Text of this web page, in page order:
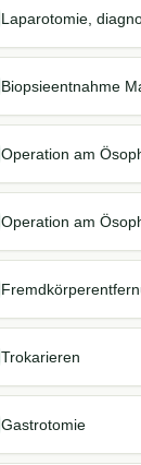
Laparotomie,
Biopsieentnahme
Operation am
Operation am
Trokarieren
Gastrotomie